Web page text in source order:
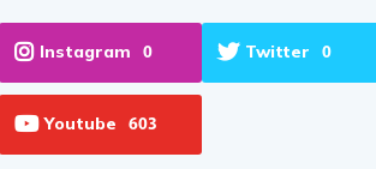
Instagram 0 Twitter 0
Youtube 603